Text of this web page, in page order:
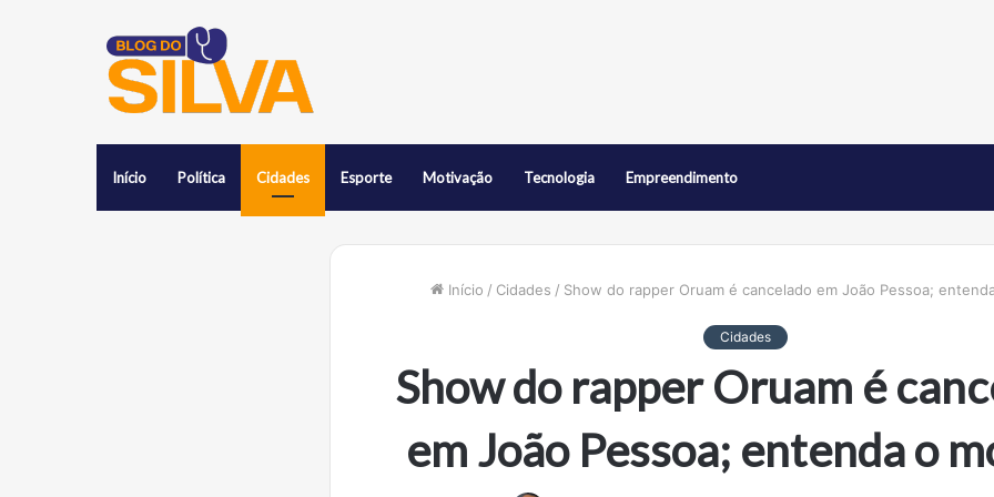
Início Política Cidades Esporte Motivação Tecnologia Empreendimento
Início / Cidades / Show do rapper Oruam é cancelado em João Pessoa;
Cidades
Show do rapper Oruam é
em João Pessoa; entenda o